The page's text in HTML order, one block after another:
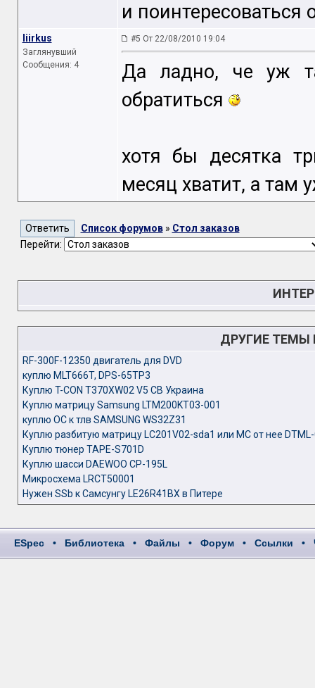
и поинтересоваться
liirkus
Заглянувший
Сообщения: 4
#5 От 22/08/2010 19:04
Да ладно, че уж
обратиться
хотя бы десятка
месяц хватит, а там
Список форумов» Стол заказов
Перейти:
ДРУГИЕ ТЕМЫ
RF-300F-12350 двигатель для DVD
куплю MLT666T, DPS-65TP3
Куплю T-CON T370XW02 V5 CB Украина
Куплю матрицу Samsung LTM200KT03-001
куплю ОС к тлв SAMSUNG WS32Z31
Куплю разбитую матрицу LC201V02-sda1 или MC от нее
Куплю тюнер TAPE-S701D
Куплю шасси DAEWOO CP-195L
Микросхема LRCT50001
Нужен SSb к Самсунгу LE26R41BX в Питере
ESpec • Библиотека • Файлы • Форум • Ссылки •